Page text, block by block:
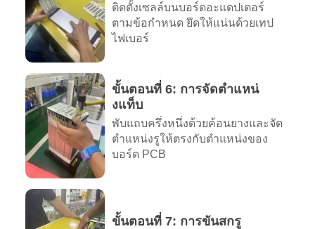
ติดตั้งเซลล์บนบอร์ดอะแดปเตอร์
ตามข้อกำหนด ยึดให้แน่นด้วยเทป
ไฟเบอร์
ขั้นตอนที่ 6: การจัดตำแหน่
งแท็บ
พับแถบครึ่งหนึ่งด้วยค้อนยางและจัด
ตำแหน่งรูให้ตรงกับตำแหน่งของ
บอร์ด PCB
ขั้นตอนที่ 7: การขันสกรู